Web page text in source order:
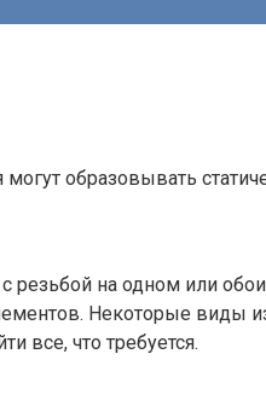
образовывать
резьбой на одном или
Некоторые виды
все, что требуется.